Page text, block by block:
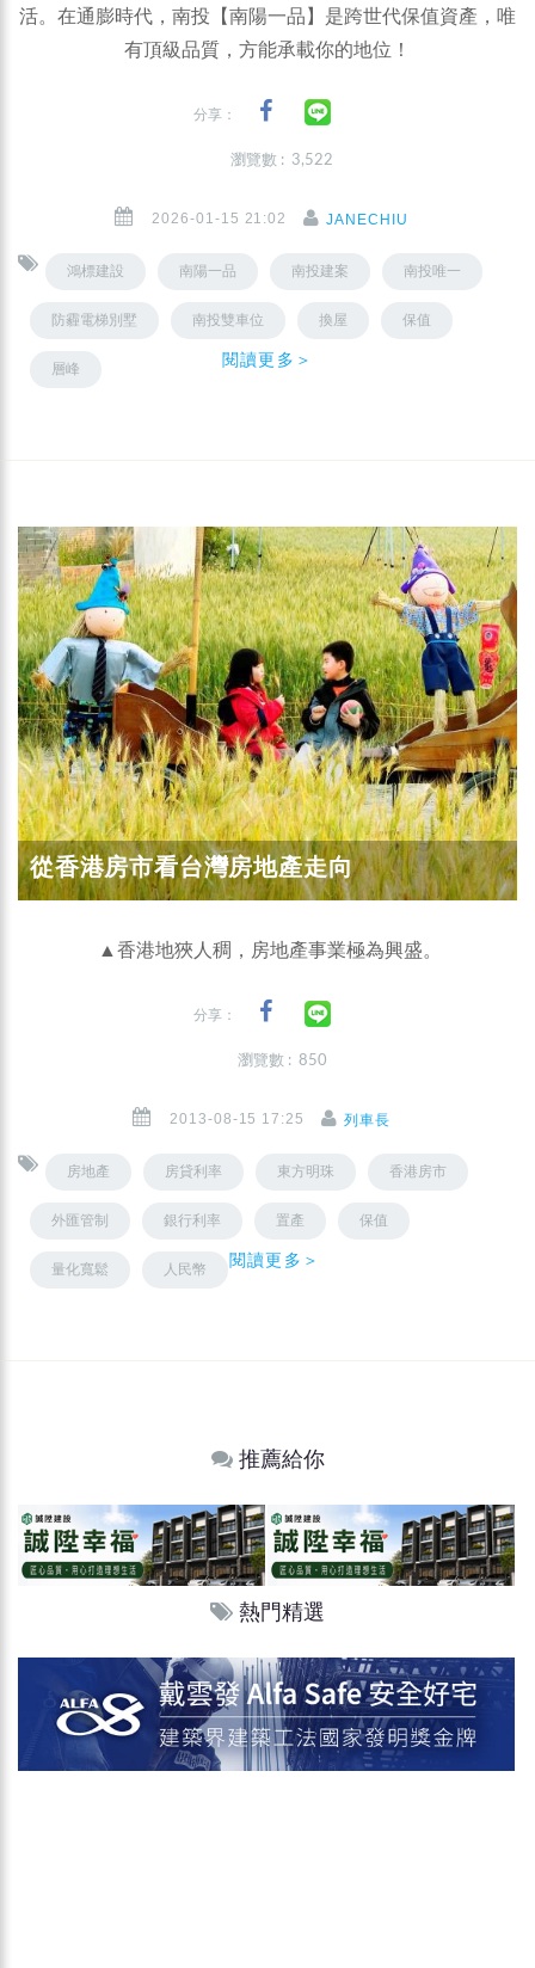
活。在通膨時代，南投【南陽一品】是跨世代保值資產，唯
有頂級品質，方能承載你的地位！
分享：
瀏覽數 : 3,522
2026-01-15 21:02 JANECHIU
鴻標建設 南陽一品 南投建案 南投唯一
防霾電梯別墅 南投雙車位 換屋 保值
層峰 閱讀更多＞
從香港房市看台灣房地產走向
▲香港地狹人稠，房地產事業極為興盛。
分享：
瀏覽數 : 850
2013-08-15 17:25 列車長
房地產 房貸利率 東方明珠 香港房市
外匯管制 銀行利率 置產 保值
量化寬鬆 人民幣 閱讀更多＞
推薦給你
熱門精選